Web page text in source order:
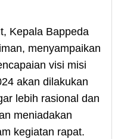
Kepala Bappeda
menyampaikan
visi misi
akan dilakukan
lebih rasional dan
meniadakan
kegiatan rapat.